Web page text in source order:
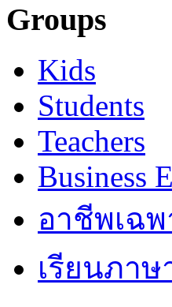
Groups
Kids
Students
Teachers
Business
อาชีพเฉพ
เรียนภาษ